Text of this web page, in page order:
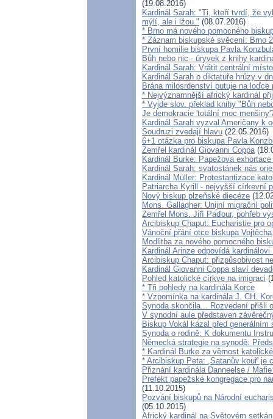
(19.08.2016)
Kardinál Sarah: "Ti, kteří tvrdí, že
mýlí, ale i lžou." (08.07.2016)
* Brno má nového pomocného
* Záznam biskupské svěcení: Brno
První homilie biskupa Pavla
Bůh nebo nic - úryvek z knihy
Kardinál Sarah: Vrátit centrální
Kardinál Sarah o diktatuře hrůzy v
Brána milosrdenství putuje na loďce
* Nejvýznamnější africký kardinál
* Vyjde slov. překlad knihy "Bůh
Je demokracie 'totální moc
Kardinál Sarah vyzval Američany k
Soudruzi zvedají hlavu (22.05.2016)
6+1 otázka pro biskupa Pavla
Zemřel kardinál Giovanni Coppa
Kardinál Burke: Papežova
Kardinál Sarah: svatostánek nás
Kardinál Müller: Protestantizace
Patriarcha Kyrill - nejvyšší církevní
Nový biskup plzeňské diecéze
Mons. Gallagher: Unijní migrační
Zemřel Mons. Jiří Paďour, pohřeb
Arcibiskup Chaput: Eucharistie pro
Vánoční přání otce biskupa Vojtěcha
Modlitba za nového pomocného
Kardinál Arinze odpovídá kardinálovi
Arcibiskup Chaput: přizpůsobivost
Kardinál Giovanni Coppa slaví
Pohled katolické církve na imigraci
* Tři pohledy na kardinála Korce
* Vzpomínka na kardinála J. CH.
Synoda skončila... Rozvedení přišli
V synodní aule představen
Biskup Vokál kázal před
Synoda o rodině: K dokumentu
Německá strategie na synodě:
* Kardinál Burke za věrnost
* Arcibiskup Peta: ,Satanův kouř' je
Přiznání kardinála Danneelse /
Prefekt papežské kongregace pro
(11.10.2015)
Pozvání biskupů na Národní
(05.10.2015)
Africký kardinál na Světovém